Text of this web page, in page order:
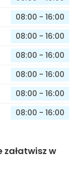
08:00 - 16:00
08:00 - 16:00
08:00 - 16:00
08:00 - 16:00
08:00 - 16:00
08:00 - 16:00
w